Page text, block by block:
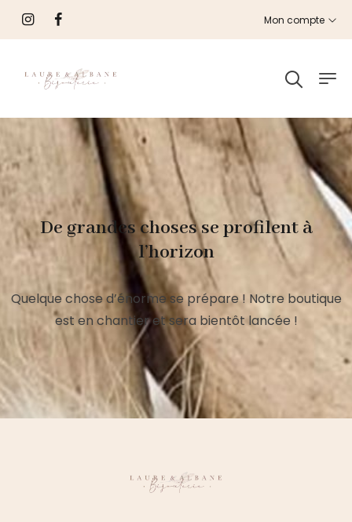
Mon compte
De grandes choses se profilent à
l’horizon
Quelque chose d’énorme se prépare ! Notre boutique
est en chantier et sera bientôt lancée !